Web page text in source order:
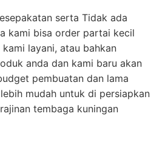
serta Tidak ada
kami bisa order partai kecil
layani, atau bahkan
anda dan kami baru akan
pembuatan dan lama
mudah untuk di persiapkan
tembaga kuningan